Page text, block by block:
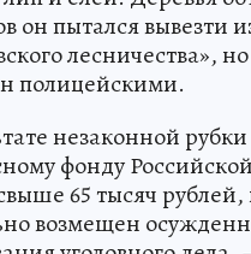
он пытался вывезти
лесничества»,
полицейскими.
незаконной
фонду
65 тысяч
возмещен